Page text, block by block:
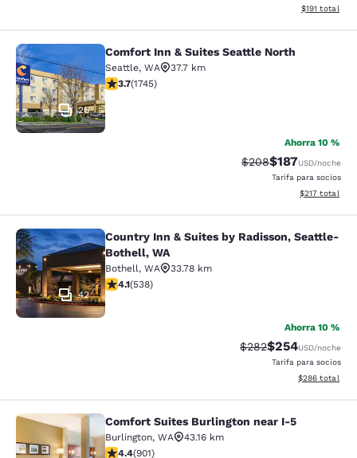
Ver detalles
$191 total
Comfort Inn & Suites Seattle North
26
Comfort Inn & Suites Seattle North
Seattle, WA
37.7 km
Calificación de 3.74 estrellas. Bueno. 1745 reseñas
3.7(1745)
Ahorra 10 %
Tarifa tachada:
$208Tarifa reducida:
$187USD/noche
Tarifa para socios
Ver detalles
$217 total
Country Inn & Suites by Radisson,
42
Country Inn & Suites by Radisson, Seattle-
Bothell, WA
Bothell, WA
33.78 km
Calificación de 4.09 estrellas. Muy bueno. 538 reseñas
4.1(538)
Ahorra 10 %
Tarifa tachada:
$282Tarifa reducida:
$254USD/noche
Tarifa para socios
Ver detalles
$286 total
Comfort Suites Burlington near I-5
Comfort Suites Burlington near I-5
Burlington, WA
43.16 km
Calificación de 4.4 estrellas. Excelente. 901 reseñas
4.4(901)